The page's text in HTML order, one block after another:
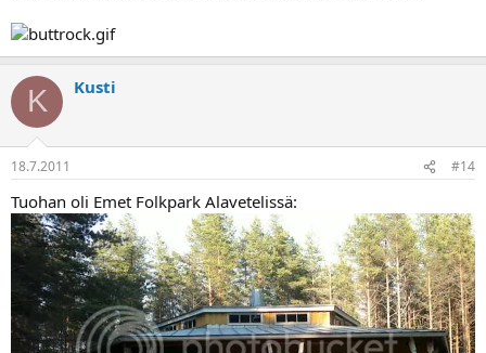
K Kusti
18.7.2011 #14
Tuohan oli Emet Folkpark Alavetelissä: